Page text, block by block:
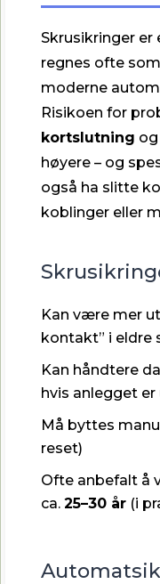
Skrusikringer er
regnes ofte som
moderne
Risikoen for
kortslutning og
høyere – og
også ha slitte
koblinger eller
Kan være mer
kontakt” i eldre
Kan håndtere
hvis anlegget
Må byttes
reset)
Ofte anbefalt å
ca. 25–30 år (i